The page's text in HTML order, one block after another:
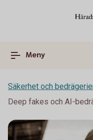
Meny
Säkerhet och
Deep fakes och AI-